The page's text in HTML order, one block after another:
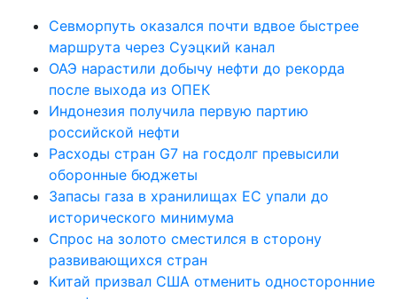
Севморпуть оказался почти вдвое быстрее
маршрута через Суэцкий канал
ОАЭ нарастили добычу нефти до рекорда
после выхода из ОПЕК
Индонезия получила первую партию
российской нефти
Расходы стран G7 на госдолг превысили
оборонные бюджеты
Запасы газа в хранилищах ЕС упали до
исторического минимума
Спрос на золото сместился в сторону
развивающихся стран
Китай призвал США отменить односторонние